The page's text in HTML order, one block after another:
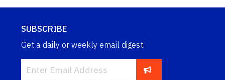
SUBSCRIBE
Get a daily or weekly email digest.